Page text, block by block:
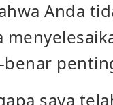
Anda
benar
saya